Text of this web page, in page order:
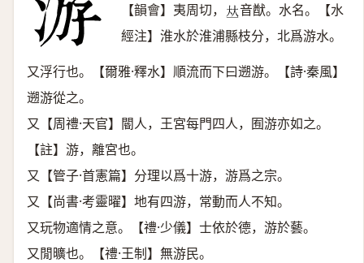
【韻會】夷周切， 𠀤音猷。水名。【水
經注】淮水於淮浦縣枝分，北爲游水。
又浮行也。【爾雅·釋水】順流而下曰遡游。【詩·秦風】
遡游從之。
又【周禮·天官】閽人，王宮每門四人，囿游亦如之。
【註】游，離宮也。
又【管子·首憲篇】分理以爲十游，游爲之宗。
又【尚書·考靈曜】地有四游，常動而人不知。
又玩物適情之意。【禮·少儀】士依於德，游於藝。
又閒曠也。【禮·王制】無游民。